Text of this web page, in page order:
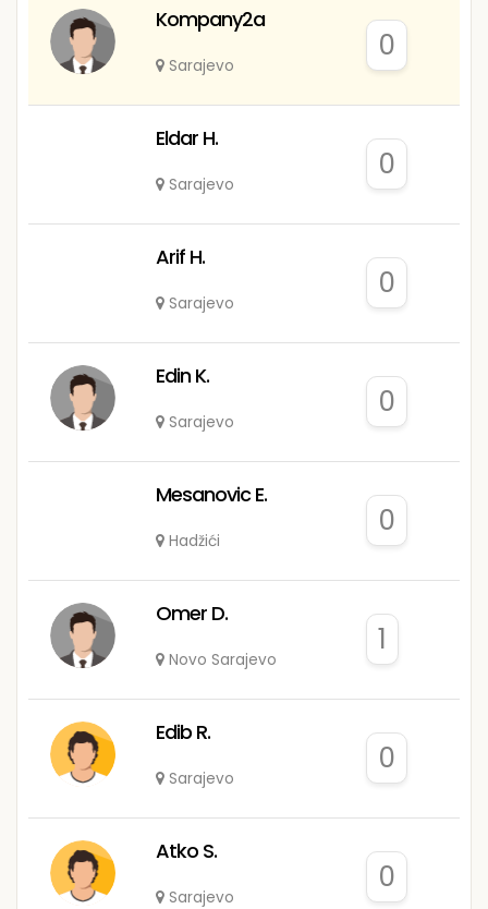
Kompany2a
Sarajevo
0
Eldar H.
Sarajevo
0
Arif H.
Sarajevo
0
Edin K.
Sarajevo
0
Mesanovic E.
Hadžići
0
Omer D.
Novo Sarajevo
1
Edib R.
Sarajevo
0
Atko S.
Sarajevo
0